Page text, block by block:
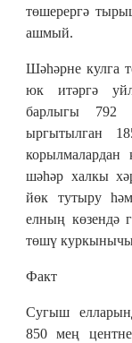
төшерергә
ашмый.
Шәһәрне кулга
юк итәргә
барлыгы 792
ыргытылган
шәһәр халкы
йөк тутыру
елның көзендә
төшү
Факт
Сугыш
850 мең